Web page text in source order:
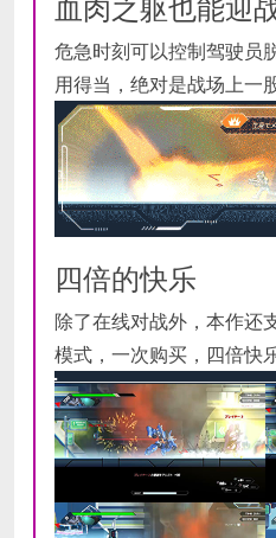
危急时刻可以控制驾驶员
用得当，绝对是战场上一
四倍的快乐
除了在线对战外，本作还
模式，一次购买，四倍快